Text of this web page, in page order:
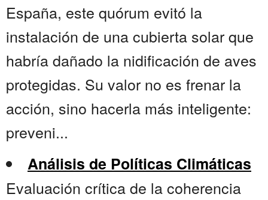
España, este quórum evitó la
instalación de una cubierta solar que
habría dañado la nidificación de aves
protegidas. Su valor no es frenar la
acción, sino hacerla más inteligente:
preveni...
Análisis de Políticas Climáticas
Evaluación crítica de la coherencia